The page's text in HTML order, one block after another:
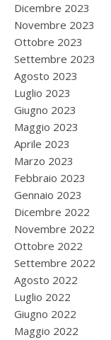
Dicembre 2023
Novembre 2023
Ottobre 2023
Settembre 2023
Agosto 2023
Luglio 2023
Giugno 2023
Maggio 2023
Aprile 2023
Marzo 2023
Febbraio 2023
Gennaio 2023
Dicembre 2022
Novembre 2022
Ottobre 2022
Settembre 2022
Agosto 2022
Luglio 2022
Giugno 2022
Maggio 2022